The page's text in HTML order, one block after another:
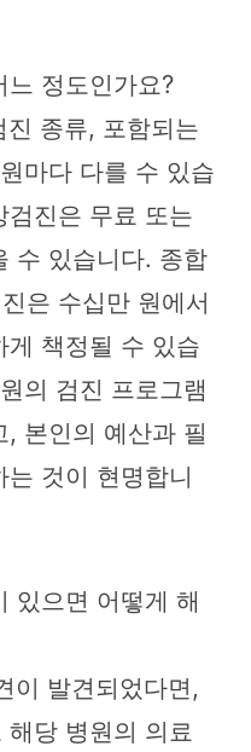
정도인가요?
종류, 포함되는
마다 다를 수 있습
검진은 무료 또는
수 있습니다. 종합
은 수십만 원에서
게 책정될 수 있습
의 검진 프로그램
본인의 예산과 필
것이 현명합니
있으면 어떻게 해
이 발견되었다면,
당 병원의 의료